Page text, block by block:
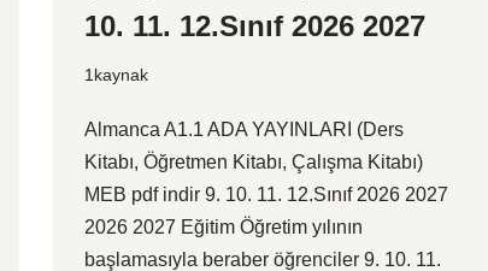
10. 11. 12.Sınıf 2026 2027
1kaynak
Almanca A1.1 ADA YAYINLARI (Ders
Kitabı, Öğretmen Kitabı, Çalışma Kitabı)
MEB pdf indir 9. 10. 11. 12.Sınıf 2026 2027
2026 2027 Eğitim Öğretim yılının
başlamasıyla beraber öğrenciler 9. 10. 11.